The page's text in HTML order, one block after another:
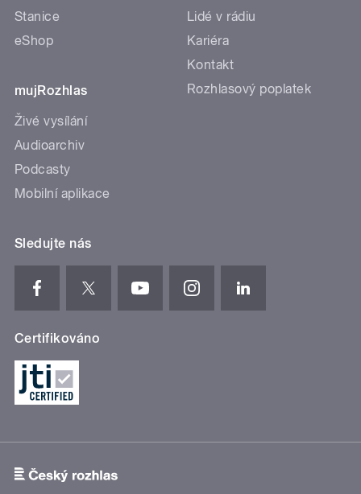
Stanice
eShop
mujRozhlas
Živé vysílání
Audioarchiv
Podcasty
Mobilní aplikace
Lidé v rádiu
Kariéra
Kontakt
Rozhlasový poplatek
Sledujte nás
Certifikováno